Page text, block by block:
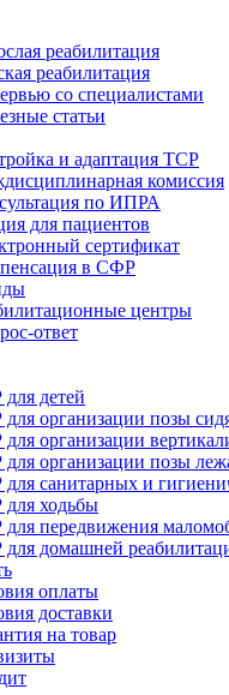
реабилитация
реабилитация
со специалистами
статьи
и адаптация ТСР
комиссия
по ИПРА
для пациентов
сертификат
в СФР
центры
ответ
детей
организации позы
организации
организации позы
санитарных и
ходьбы
передвижения
домашней
оплаты
доставки
на товар